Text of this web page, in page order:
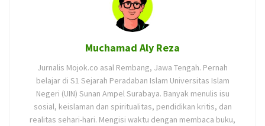
Muchamad Aly Reza
Jurnalis Mojok.co asal Rembang, Jawa Tengah. Pernah
belajar di S1 Sejarah Peradaban Islam Universitas Islam
Negeri (UIN) Sunan Ampel Surabaya. Banyak menulis isu
sosial, keislaman dan spiritualitas, pendidikan kritis, dan
realitas sehari-hari. Mengisi waktu dengan membaca buku,